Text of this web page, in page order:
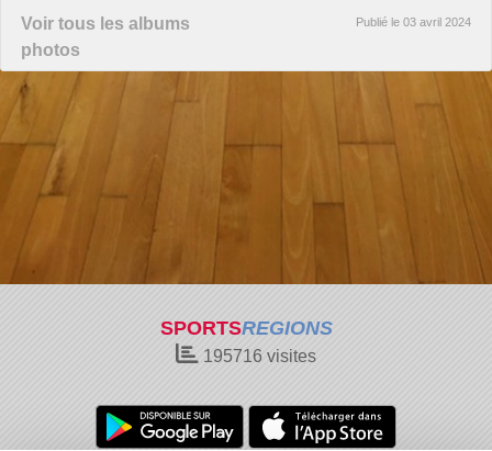
Voir tous les albums
photos
Publié le 03 avril 2024
SPORTSREGIONS
195716 visites